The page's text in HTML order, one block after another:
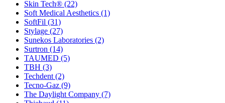
Skin Tech® (22)
Soft Medical Aesthetics (1)
SoftFil (31)
Stylage (27)
Sunekos Laboratories (2)
Surtron (14)
TAUMED (5)
TBH (3)
Techdent (2)
Tecno-Gaz (9)
The Daylight Company (7)